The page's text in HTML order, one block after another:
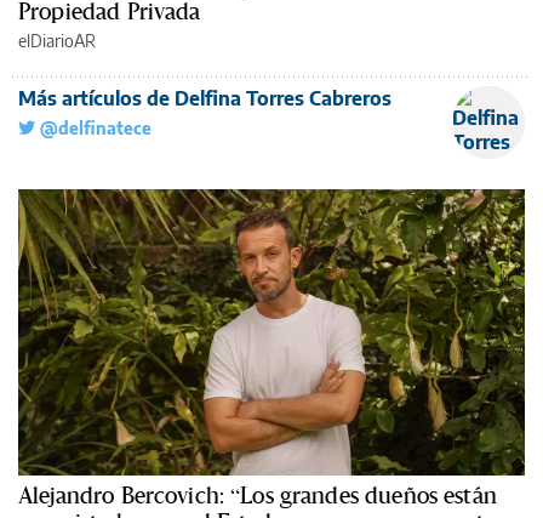
Propiedad Privada
elDiarioAR
Más artículos de Delfina Torres Cabreros
@delfinatece
Alejandro Bercovich: “Los grandes dueños están